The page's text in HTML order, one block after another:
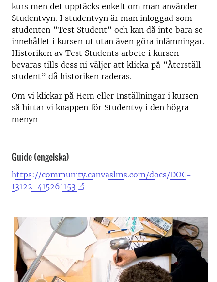
kurs men det upptäcks enkelt om man använder
Studentvyn. I studentvyn är man inloggad som
studenten ”Test Student” och kan då inte bara se
innehållet i kursen ut utan även göra inlämningar.
Historiken av Test Students arbete i kursen
bevaras tills dess ni väljer att klicka på ”Återställ
student” då historiken raderas.
Om vi klickar på Hem eller Inställningar i kursen
så hittar vi knappen för Studentvy i den högra
menyn
Guide (engelska)
https://community.canvaslms.com/docs/DOC-
13122-415261153